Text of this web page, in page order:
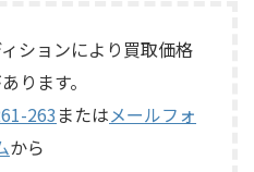
ションにより買取価格
ります。
263 またはメールフォ
から